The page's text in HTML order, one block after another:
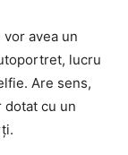
avea un
lucru
Are sens,
dotat cu un